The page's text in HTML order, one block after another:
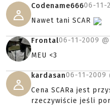
Codename66606-11-
Nawet tani SCAR
Frontal06-11-2009 @
MEU <3
kardasan06-11-2009
Cena SCARa jest
rzeczywiście jeśli